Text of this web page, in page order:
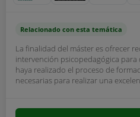
Relacionado con esta temática
La finalidad del máster es ofrecer
intervención psicopedagógica
haya realizado el proceso de
necesarias para realizar una